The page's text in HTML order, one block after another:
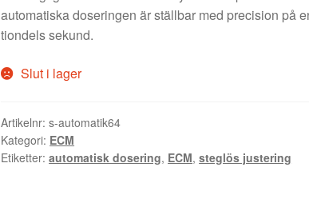
automatiska doseringen är ställbar med precision på
tiondels sekund.
Slut i lager
Artikelnr:s-automatik64
Kategori: ECM
Etiketter:automatisk dosering, ECM,steglös justering